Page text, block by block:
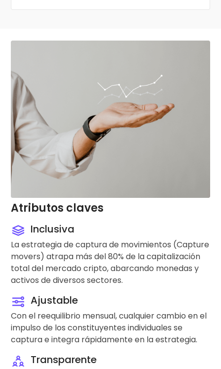
Atributos claves
Inclusiva
La estrategia de captura de movimientos (Capture
movers) atrapa más del 80% de la capitalización
total del mercado cripto, abarcando monedas y
activos de diversos sectores.
Ajustable
Con el reequilibrio mensual, cualquier cambio en el
impulso de los constituyentes individuales se
captura e integra rápidamente en la estrategia.
Transparente